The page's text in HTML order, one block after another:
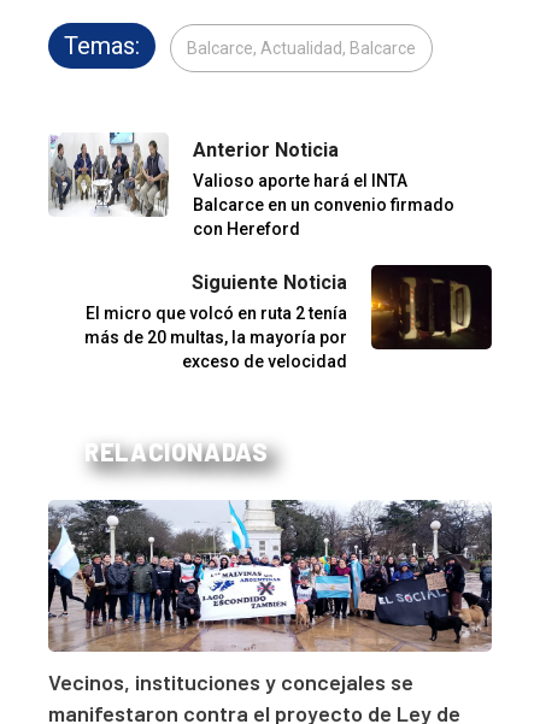
Temas: Balcarce, Actualidad, Balcarce
Anterior Noticia
Valioso aporte hará el INTA
Balcarce en un convenio firmado
con Hereford
Siguiente Noticia
El micro que volcó en ruta 2 tenía
más de 20 multas, la mayoría por
exceso de velocidad
RELACIONADAS
Vecinos, instituciones y concejales se
manifestaron contra el proyecto de Ley de